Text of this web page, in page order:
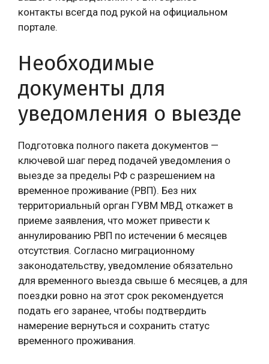
контакты всегда под рукой на официальном
портале.
Необходимые
документы для
уведомления о выезде
Подготовка полного пакета документов —
ключевой шаг перед подачей уведомления о
выезде за пределы РФ с разрешением на
временное проживание (РВП). Без них
территориальный орган ГУВМ МВД откажет в
приеме заявления, что может привести к
аннулированию РВП по истечении 6 месяцев
отсутствия. Согласно миграционному
законодательству, уведомление обязательно
для временного выезда свыше 6 месяцев, а для
поездки ровно на этот срок рекомендуется
подать его заранее, чтобы подтвердить
намерение вернуться и сохранить статус
временного проживания.